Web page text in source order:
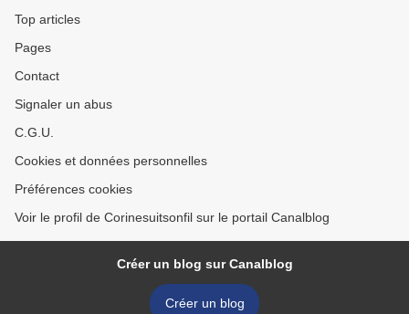
Top articles
Pages
Contact
Signaler un abus
C.G.U.
Cookies et données personnelles
Préférences cookies
Voir le profil de Corinesuitsonfil sur le portail Canalblog
Créer un blog sur Canalblog
Créer un blog